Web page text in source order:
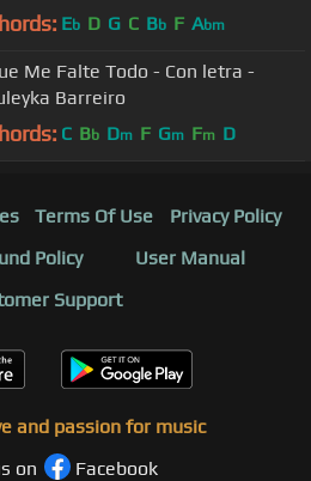
Eb D G C Bb F Abm
Me Falte Todo - Con letra -
Barreiro
C Bb Dm F Gm Fm D
Terms Of Use
Privacy Policy
Policy
User Manual
Support
and passion for music
on
Facebook